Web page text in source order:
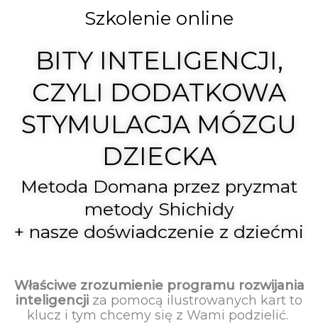
Szkolenie online
BITY INTELIGENCJI,
CZYLI DODATKOWA
STYMULACJA MÓZGU
DZIECKA
Metoda Domana przez pryzmat
metody Shichidy
+ nasze doświadczenie z dziećmi
Właściwe zrozumienie programu rozwijania
inteligencji za pomocą ilustrowanych kart to
klucz i tym chcemy się z Wami podzielić.